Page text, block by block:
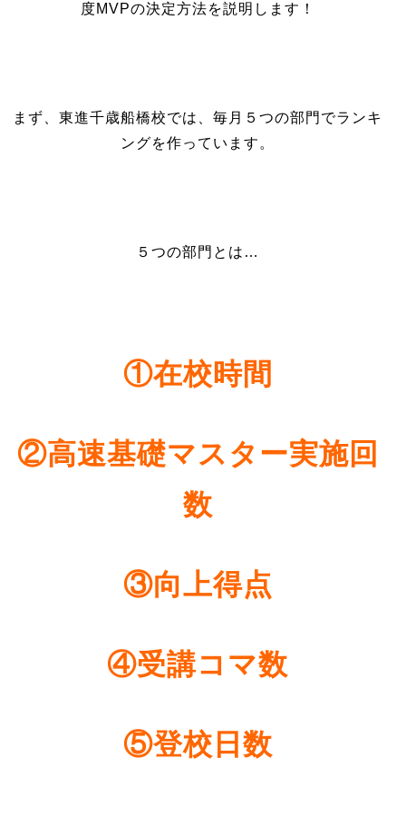
度MVPの決定方法を説明します！
まず、東進千歳船橋校では、毎月５つの部門でランキ
ングを作っています。
５つの部門とは…
①在校時間
②高速基礎マスター実施回
数
③向上得点
④受講コマ数
⑤登校日数